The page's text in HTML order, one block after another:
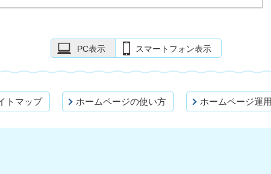
PC表示 スマートフォン表示
トマップ ホームページの使い方 ホームページ運